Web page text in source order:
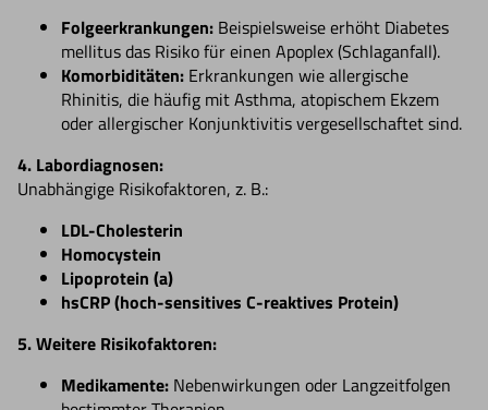
Folgeerkrankungen: Beispielsweise erhöht Diabetes
mellitus das Risiko für einen Apoplex (Schlaganfall).
Komorbiditäten: Erkrankungen wie allergische
Rhinitis, die häufig mit Asthma, atopischem Ekzem
oder allergischer Konjunktivitis vergesellschaftet sind.
4. Labordiagnosen:
Unabhängige Risikofaktoren, z. B.:
LDL-Cholesterin
Homocystein
Lipoprotein (a)
hsCRP (hoch-sensitives C-reaktives Protein)
5. Weitere Risikofaktoren:
Medikamente: Nebenwirkungen oder Langzeitfolgen